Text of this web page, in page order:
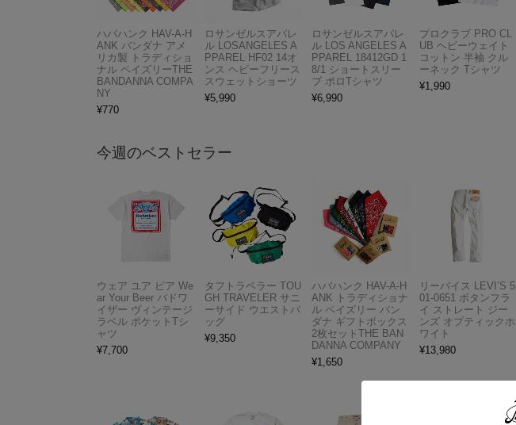
ハバハンク HAV-A-H
ANK バンダナ アメ
リカ製 トラディショ
ナル ペイズリーTHE
BANDANNA COMPA
NY
¥770
ロサンゼルスアパレ
ル LOSANGELES A
PPAREL HF02 14オ
ンス ヘビーフリース
スウェットショーツ
¥5,990
ロサンゼルスアパレ
ル LOS ANGELES A
PPAREL 18412GD 1
8/1 ショートスリー
ブ ポロTシャツ
¥6,990
プロクラブ PRO CL
UB ヘビーウェイト
コットン 半袖 クル
ーネック Tシャツ
¥1,990
今週のベストセラー
ウェア ユア ビア We
ar Your Beer バドワ
イザー ヴィンテージ
ラベル ポケットTシ
ャツ
¥7,700
タフトラベラー TOU
GH TRAVELER サニ
ーサイド ウエストバ
ッグ
¥9,350
ハバハンク HAV-A-H
ANK トラディショナ
ル ペイズリー バン
ダナ ギフトボックス
2枚セットTHE BAN
DANNA COMPANY
¥1,650
リーバイス LEVI’S 5
01-0651 ボタンフラ
イ ストレート ジー
ンズ オプティックホ
ワイト
¥13,980